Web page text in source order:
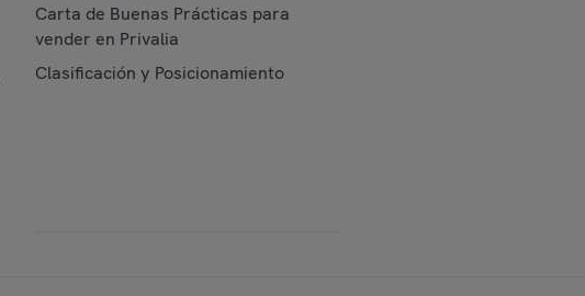
Carta de Buenas Prácticas para
vender en Privalia
Clasificación y Posicionamiento